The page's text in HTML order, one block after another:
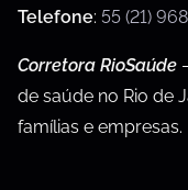
Telefone: 55 (21)
Corretora RioSaúde
de saúde no Rio de
famílias e empresas.